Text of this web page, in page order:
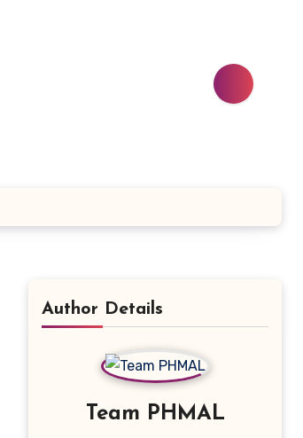
Author Details
Team PHMAL